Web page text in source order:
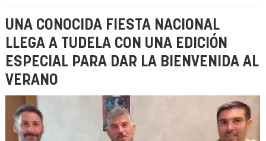
UNA CONOCIDA FIESTA NACIONAL
LLEGA A TUDELA CON UNA EDICIÓN
ESPECIAL PARA DAR LA BIENVENIDA AL
VERANO